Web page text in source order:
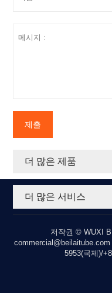
제출
더 많은 제품
더 많은 서비스
저작권 © WUXI
commercial@beilaitube.com
5953(국제)/